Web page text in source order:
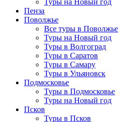
Пенза
Поволжье
Все туры в Поволжье
Туры на Новый год
Туры в Волгоград
Туры в Саратов
Туры в Самару
Туры в Ульяновск
Подмосковье
Туры в Подмосковье
Туры на Новый год
Псков
Туры в Псков